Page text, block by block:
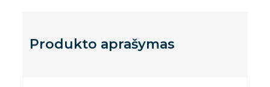
Produkto aprašymas